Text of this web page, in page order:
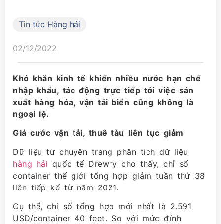
Tin tức Hàng hải
02/12/2022
Khó khăn kinh tế khiến nhiều nước hạn chế
nhập khẩu, tác động trực tiếp tới việc sản
xuất hàng hóa, vận tải biển cũng không là
ngoại lệ.
Giá cước vận tải, thuê tàu liên tục giảm
Dữ liệu từ chuyên trang phân tích dữ liệu
hàng hải quốc tế Drewry cho thấy, chỉ số
container thế giới tổng hợp giảm tuần thứ 38
liên tiếp kể từ năm 2021.
Cụ thể, chỉ số tổng hợp mới nhất là 2.591
USD/container 40 feet. So với mức đỉnh